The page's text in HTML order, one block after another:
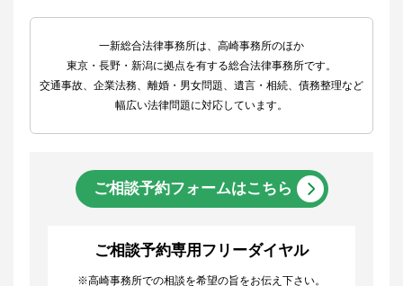
一新総合法律事務所は、高崎事務所のほか
東京・長野・新潟に拠点を有する総合法律事務所です。
交通事故、企業法務、離婚・男女問題、遺言・相続、債務整理など
幅広い法律問題に対応しています。
ご相談予約フォームはこちら
ご相談予約専用フリーダイヤル
※高崎事務所での相談を希望の旨をお伝え下さい。